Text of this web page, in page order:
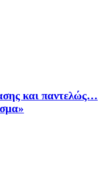
και παντελώς…